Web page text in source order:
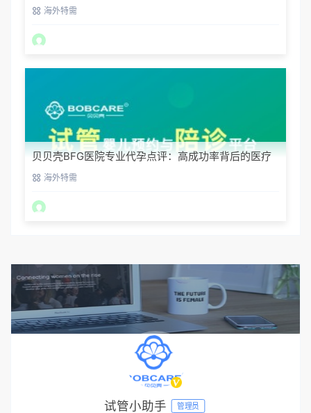
案解析
海外特需
贝贝壳BFG医院专业代孕点评：高成功率背后的医疗
神话海外特需
试管小助手 管理员